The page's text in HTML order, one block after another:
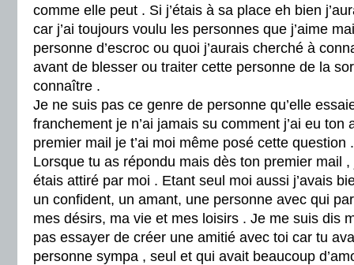
comme elle peut . Si j’étais à sa place eh bien
car j’ai toujours voulu les personnes que j’aime
personne d’escroc ou quoi j’aurais cherché à
avant de blesser ou traiter cette personne de la
connaître .
Je ne suis pas ce genre de personne qu’elle
franchement je n’ai jamais su comment j’ai eu
premier mail je t’ai moi même posé cette question .
Lorsque tu as répondu mais dès ton premier mail ,
étais attiré par moi . Etant seul moi aussi j’avais
un confident, un amant, une personne avec qui
mes désirs, ma vie et mes loisirs . Je me suis dis
pas essayer de créer une amitié avec toi car tu
personne sympa , seul et qui avait beaucoup